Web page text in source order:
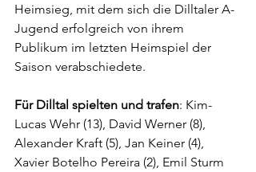
Heimsieg, mit dem sich die Dilltaler A-
Jugend erfolgreich von ihrem
Publikum im letzten Heimspiel der
Saison verabschiedete.
Für Dilltal spielten und trafen: Kim-
Lucas Wehr (13), David Werner (8),
Alexander Kraft (5), Jan Keiner (4),
Xavier Botelho Pereira (2), Emil Sturm